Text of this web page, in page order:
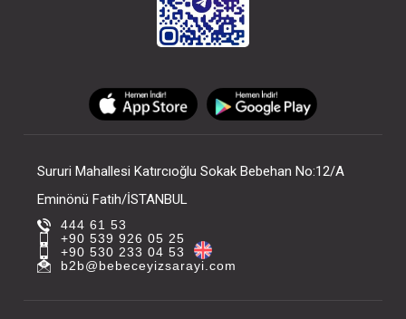
Sururi Mahallesi Katırcıoğlu Sokak Bebehan No:12/A
Eminönü Fatih/İSTANBUL
444 61 53
+90 539 926 05 25
+90 530 233 04 53
b2b@bebeceyizsarayi.com